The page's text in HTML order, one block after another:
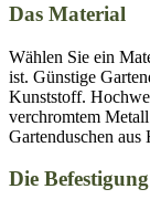
Das Material
Wählen Sie ein
ist. Günstige
Kunststoff.
verchromtem
Gartenduschen
Die